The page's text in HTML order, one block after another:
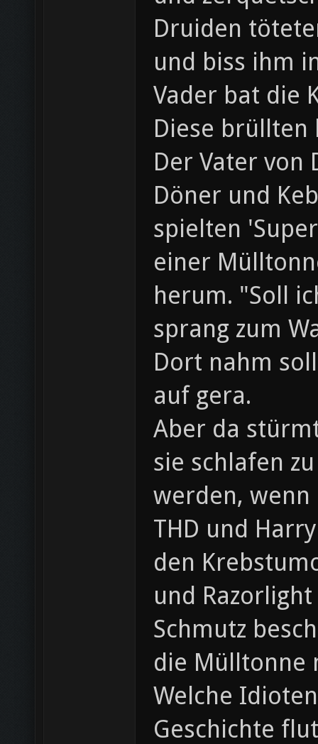
Druiden
und biss ihm
Vader bat die
Diese brüllten
Der Vater von
Döner und
spielten
einer
herum. "Soll
sprang zum
Dort nahm
auf gera.
Aber da
sie schlafen
werden, wenn
THD und
den
und
Schmutz
die Mülltonne
Welche
Geschichte